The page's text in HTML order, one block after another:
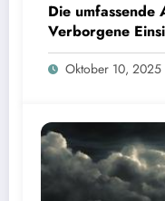
Die umfassende
Verborgene
Interpretationen
Oktober 10, 2025